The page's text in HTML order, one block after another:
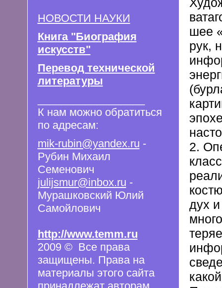
НОВОСТИ НАУКИ
Книга "Биография
искусств"
Перевод технической
литературы
К нам можно обратиться
по адресам:
mik-rubin@yandex.ru -
Рубин Михаил
Семенович
julijsmur@inbox.ru -
Мурашковский Юлий
Самойлович
http://www.temm.ru
2009 © Все права
защищены. Права на
материалы этого сайта
шее
рук,
2.
дух